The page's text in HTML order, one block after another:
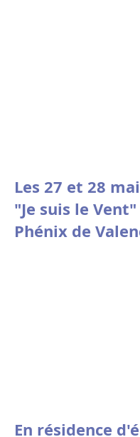
Les 27 et 28
"Je suis le
Phénix de
En résidence